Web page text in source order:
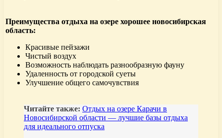
Преимущества отдыха на озере хорошее новосибирская
область:
Красивые пейзажи
Чистый воздух
Возможность наблюдать разнообразную фауну
Удаленность от городской суеты
Улучшение общего самочувствия
Читайте также: Отдых на озере Карачи в
Новосибирской области — лучшие базы отдыха
для идеального отпуска